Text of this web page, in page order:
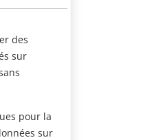
des
sur
pour la
sur